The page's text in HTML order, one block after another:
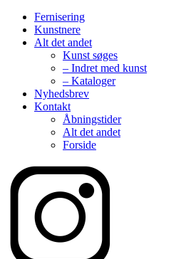
Fernisering
Kunstnere
Alt det andet
Kunst søges
– Indret med kunst
– Kataloger
Nyhedsbrev
Kontakt
Åbningstider
Alt det andet
Forside